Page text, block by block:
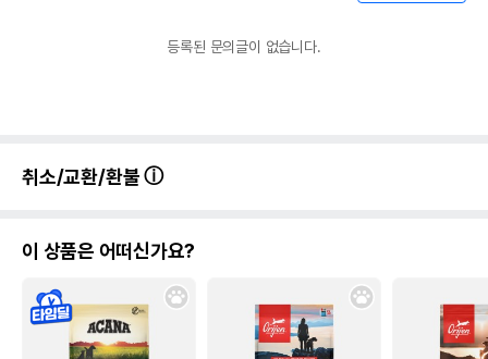
등록된 문의글이 없습니다.
취소/교환/환불
이 상품은 어떠신가요?